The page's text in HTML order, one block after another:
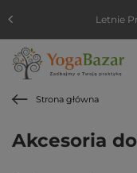
Strona główna
Akcesoria
Letnie